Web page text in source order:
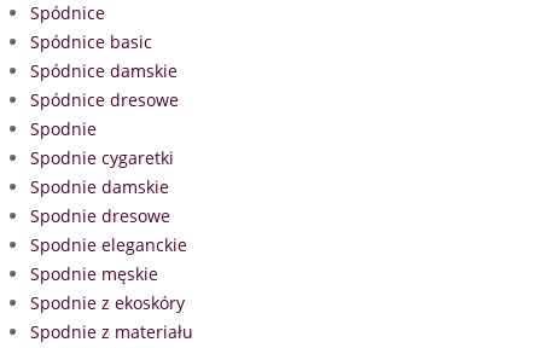
Spódnice
Spódnice basic
Spódnice damskie
Spódnice dresowe
Spodnie
Spodnie cygaretki
Spodnie damskie
Spodnie dresowe
Spodnie eleganckie
Spodnie męskie
Spodnie z ekoskóry
Spodnie z materiału